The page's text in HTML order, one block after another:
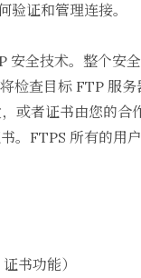
验证和管理连接。
安全技术。整个安
将检查目标 FTP 服务
或者证书由您的
。FTPS 所有的用
书功能）